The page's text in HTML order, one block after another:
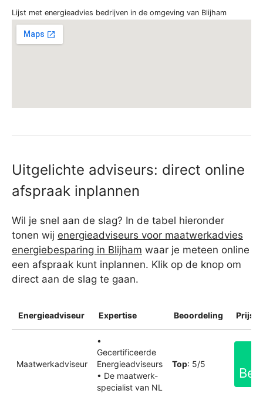
Lijst met energieadvies bedrijven in de omgeving van Blijham
Uitgelichte adviseurs: direct online
afspraak inplannen
Wil je snel aan de slag? In de tabel hieronder
tonen wij energieadviseurs voor maatwerkadvies
energiebesparing in Blijham waar je meteen online
een afspraak kunt inplannen. Klik op de knop om
direct aan de slag te gaan.
Energieadviseur Expertise Beoordeling
Maatwerkadviseur
•
Gecertificeerde
Energieadviseurs
• De maatwerk-
specialist van NL
Top: 5/5